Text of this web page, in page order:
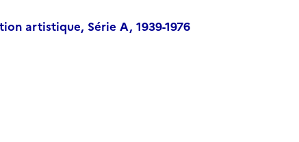
artistique, Série A, 1939-1976